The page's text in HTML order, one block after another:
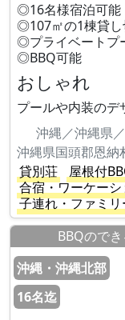
◎16名様宿泊可能
◎107㎡の1棟貸し
◎プライベートプ
◎BBQ可能
おしゃれ
プールや内装の
沖縄／沖縄県
沖縄県国頭郡恩納
貸別荘
屋根付
合宿・ワーケー
子連れ・ファミリ
BBQので
沖縄・沖縄北部
16名迄